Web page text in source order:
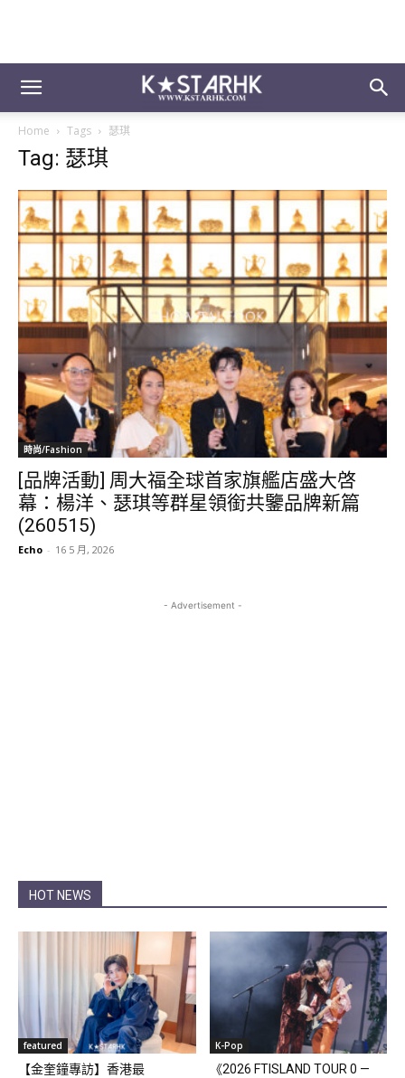
Home Tags 瑟琪
Tag: 瑟琪
時尚/Fashion
[品牌活動] 周大福全球首家旗艦店盛大啓
幕：楊洋、瑟琪等群星領銜共鑒品牌新篇
(260515)
Echo - 16 5 月, 2026
- Advertisement -
HOT NEWS
featured
【金奎鐘專訪】香港最
K-Pop
《2026 FTISLAND TOUR 0 —